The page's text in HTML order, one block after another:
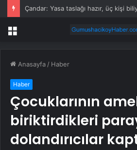
Çandar: Yasa taslağı hazır, üç kişi
Menü
Anasayfa / Haber
Haber
Çocuklarının
biriktirdikleri
dolandırıcılar